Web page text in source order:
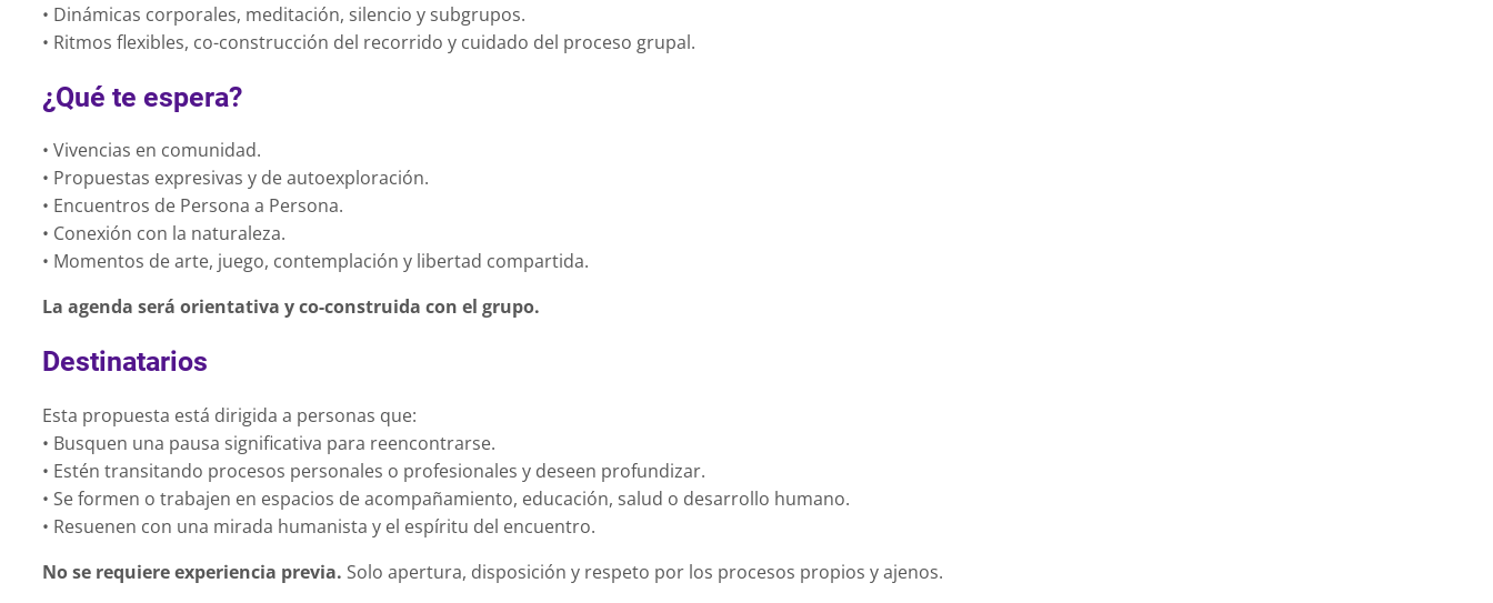
• Dinámicas corporales, meditación, silencio y subgrupos.
• Ritmos flexibles, co-construcción del recorrido y cuidado del proceso grupal.
¿Qué te espera?
• Vivencias en comunidad.
• Propuestas expresivas y de autoexploración.
• Encuentros de Persona a Persona.
• Conexión con la naturaleza.
• Momentos de arte, juego, contemplación y libertad compartida.
La agenda será orientativa y co-construida con el grupo.
Destinatarios
Esta propuesta está dirigida a personas que:
• Busquen una pausa significativa para reencontrarse.
• Estén transitando procesos personales o profesionales y deseen profundizar.
• Se formen o trabajen en espacios de acompañamiento, educación, salud o desarrollo humano.
• Resuenen con una mirada humanista y el espíritu del encuentro.
No se requiere experiencia previa. Solo apertura, disposición y respeto por los procesos propios y ajenos.